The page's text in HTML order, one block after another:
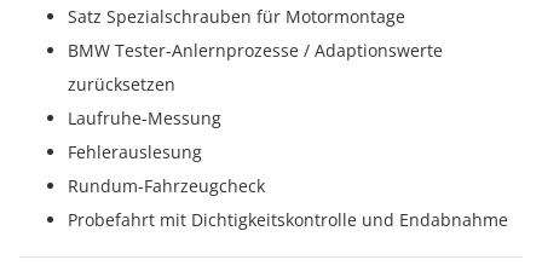
Satz Spezialschrauben für Motormontage
BMW Tester-Anlernprozesse / Adaptionswerte
zurücksetzen
Laufruhe-Messung
Fehlerauslesung
Rundum-Fahrzeugcheck
Probefahrt mit Dichtigkeitskontrolle und Endabnahme